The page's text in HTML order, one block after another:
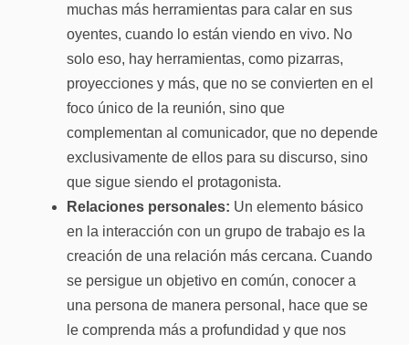
muchas más herramientas para calar en sus
oyentes, cuando lo están viendo en vivo. No
solo eso, hay herramientas, como pizarras,
proyecciones y más, que no se convierten en el
foco único de la reunión, sino que
complementan al comunicador, que no depende
exclusivamente de ellos para su discurso, sino
que sigue siendo el protagonista.
Relaciones personales: Un elemento básico
en la interacción con un grupo de trabajo es la
creación de una relación más cercana. Cuando
se persigue un objetivo en común, conocer a
una persona de manera personal, hace que se
le comprenda más a profundidad y que nos